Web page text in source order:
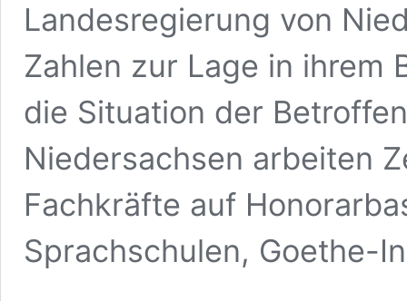
Landesregierung von
Zahlen zur Lage in ihrem
die Situation der
Niedersachsen arbeiten
Fachkräfte auf
Sprachschulen, Goethe-